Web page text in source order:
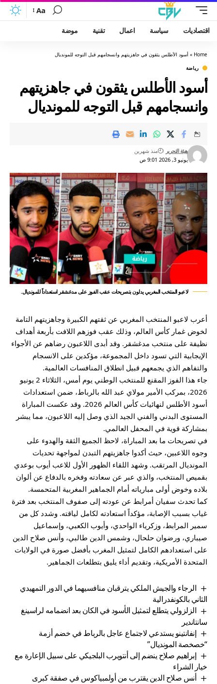
Aa
اقتصاديات سياسة اعمال تقنية موضة
Home
» أسود الأطلس يثقون في جاهزيتهم وانسجامهم قبل التوجه للمونديال
رياضة
أسود الأطلس يثقون في جاهزيتهم
وانسجامهم قبل التوجه للمونديال
يونيو 3, 2026 9:01 ص
هيئة التحرير منذ شهرين
لاعبو المنتخب المغربي يدلون بتصريحات عقب الفوز على مدغشقر استعداداً للمونديال.
أعرب لاعبو المنتخب المغربي عن ثقتهم الكبيرة وجاهزيتهم التامة
لخوض غمار كأس العالم، وذلك عقب فوزهم اللافت بأربعة أهداف
نظيفة على منتخب مدغشقر. وقد أبدى اللاعبون رضاهم عن الأجواء
الإيجابية التي تسود داخل المجموعة، مؤكدين على الانسجام
والتفاهم الذي يجمعهم قبيل انطلاق المنافسات العالمية.
جاء هذا الفوز المقنع للمنتخب الوطني يوم أمس، الثلاثاء 2 يونيو
2026، بمركب الأمير مولاي عبد الله بالرباط، ضمن استعدادات
أسود الأطلس لنهائيات كأس العالم 2026. وقد عكست المباراة
المستوى البدني والفني الجيد الذي وصل إليه اللاعبون، مما يبشر
بمشاركة قوية في المحفل العالمي.
في تصريحات ما بعد المباراة، لاحظ الجميع الثقة والهدوء على
وجوه اللاعبين، حيث أكدوا جاهزيتهم التبدن لمواجهة تحديات
المونديال المرتقب. وشهد اللقاء الظهور الأول للاعب أيوب بوعدي
بقميص المنتخب، والذي عبر عن سعادته وفخره بالدفاع عن ألوان
بلاده وخوض أولى مبارياته أمام الجماهير المغربية المتحمسة.
كما تحدث سفيان أمرابط عن عودته إلى صفوف المنتخب بعد فترة
غياب بسبب الإصابة، مؤكداً استعادته لكامل لياقته. وشدد كل من
سمير المرابط، وزكرياء الواحدي، وأيوب الكعبي، وإسماعيل
صيباري، ورضوان حلحال، وشمس الدين طالبي، وأنس صلاح الدين
على استعدادهم الكامل لتمثيل المغرب بأفضل صورة في الولايات
المتحدة الأمريكية، وتقديم أداء يليق بتطلعات الجماهير.
الرجاء والجيش الملكي يترقبان منافسيهما في الدور التمهيدي
الثاني بالكونفدرالية
الزلزولي يتطلع لتمثيل الأسود في الكان بعد انضمامه لراسينغ
سانتاندير
إنفانتينو يستدعي لاجتماع عاجل بالرباط في خضم أزمة
“خصخصة المونديال”
إبراهيم صلاح ينضم إلى أنتويرب البلجيكي على سبيل الإعارة مع
خيار الشراء
أنس صلاح الدين يقترب من أولمبياكوس في صفقة كبرى